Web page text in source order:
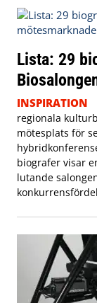
Lista: 29
INSPIRATION
regionala
mötesplats för
biografer visar
lutande